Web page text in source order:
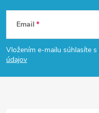
ý
p
i
s
Z
á
p
Email
Vložením e-mailu súhlasíte s
údajov